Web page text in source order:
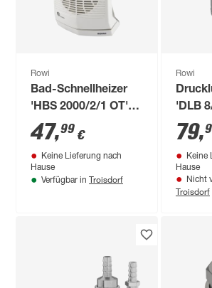
Rowi
Bad-Schnellheizer
'HBS 2000/2/1 OT'
2000 W
47,99 €
Keine Lieferung nach
Hause
Verfügbar in Troisdorf
Rowi
'DLB
8 bar,
79,
Keine
Hause
Nicht
Troisdorf